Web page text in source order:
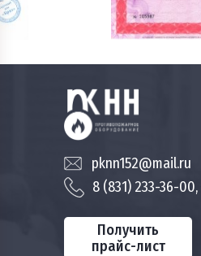
pknn152@mail.ru
8 (831) 233-36-
Получить
прайс-лист